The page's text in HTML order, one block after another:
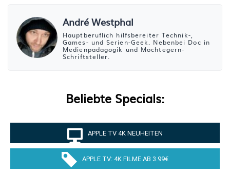
André Westphal
Hauptberuflich hilfsbereiter Technik-,
Games- und Serien-Geek. Nebenbei Doc in
Medienpädagogik und Möchtegern-
Schriftsteller.
Beliebte Specials:
APPLE TV 4K NEUHEITEN
APPLE TV: 4K FILME AB 3.99€